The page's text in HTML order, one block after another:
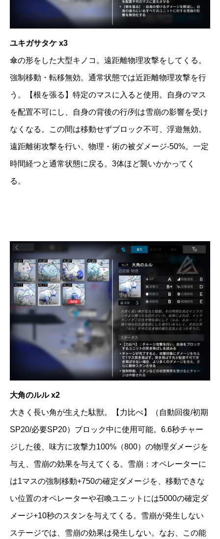
ユキガサタケ x3
傘の形をした大型キノコ。遠距離物理攻撃をしてくる。
強制移動・転移無効。通常状態では近距離物理攻撃を行
う。【根を張る】特定のマスに入ると使用。自身のマス
を配置不可にし、自身の背後の行/列は雪崩の影響を受け
なくなる。この間は移動せずブロック不可、浮遊無効。
遠距離術攻撃を行い、物理・術の被ダメージ-50%。一定
時間経つと通常状態に戻る。3体ほど襲いかかってく
る。
大角のルル x2
大きく長い角が生えた駄獣。【力比べ】（自動回復/初期
SP20/必要SP20）ブロック中に使用可能。6.6秒チャー
ジした後、味方に攻撃力100%（800）の物理ダメージを
与え、雪崩の効果を与えてくる。雪崩：オペレーターに
は1マスの強制移動+750の確定ダメージを、移動できな
い位置のオペレーターや召喚ユニットには5000の確定ダ
メージ+10秒のスタンを与えてくる。雪崩が発生しない
ステージでは、雪崩の効果は発生しない。なお、この能